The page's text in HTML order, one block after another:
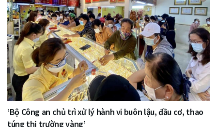
‘Bộ Công an chủ trì xử lý hành vi buôn lậu, đầu cơ, thao
túng thị trường vàng’